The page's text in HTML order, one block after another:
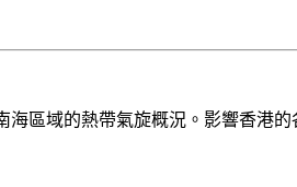
區域的熱帶氣旋概況。影響香港的